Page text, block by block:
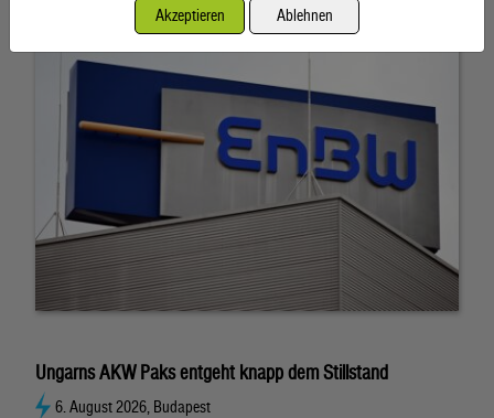
7. August 2026, Karlsruhe
Ungarns AKW Paks entgeht knapp dem Stillstand
6. August 2026, Budapest
Akzeptieren Ablehnen